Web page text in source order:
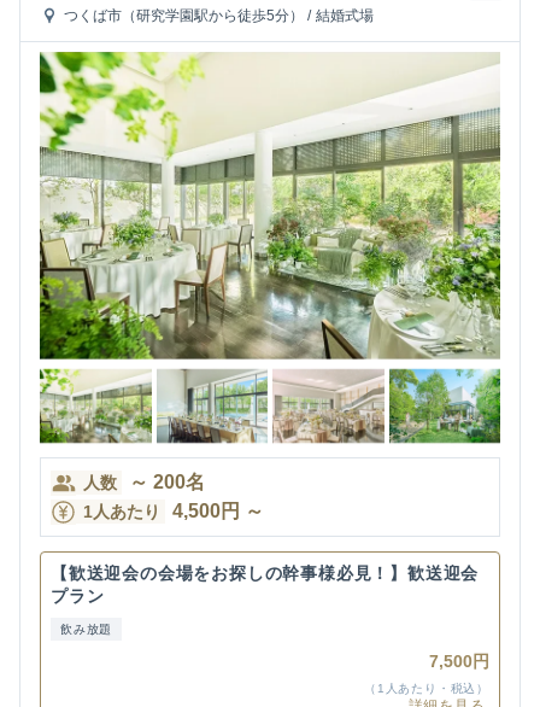
つくば市（研究学園駅から徒歩5分） / 結婚式場
人数 ～ 200名
1人あたり 4,500円 ～
【歓送迎会の会場をお探しの幹事様必見！】歓送迎会
プラン
飲み放題
7,500円
（1人あたり・税込）